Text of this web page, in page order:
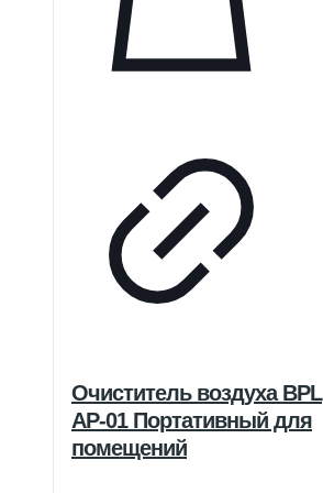
Очиститель воздуха BPL
AP-01 Портативный для
помещений